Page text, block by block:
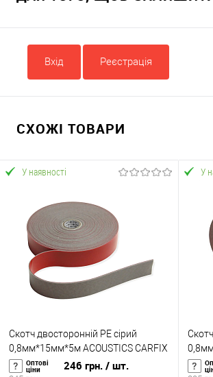
Вхід Реєстрація
СХОЖІ ТОВАРИ
У наявності
Скотч двосторонній PE сірий
0,8мм*15мм*5м ACOUSTICS CARFIX
(50215)
Оптові
ціни 246 грн. / шт.
У